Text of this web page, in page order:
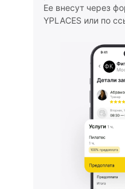
Ее внесут через
YPLACES или по
ФК